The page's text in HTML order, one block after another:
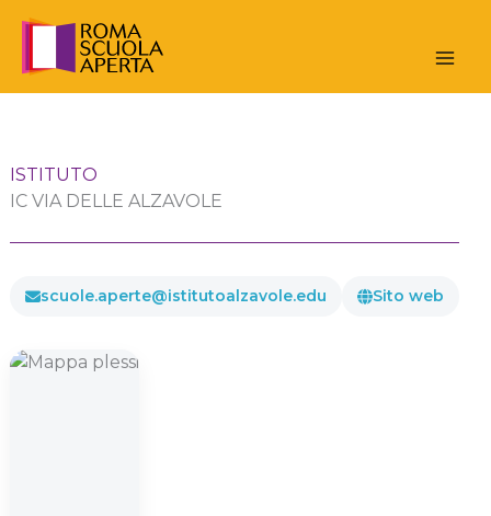
contenuto
ISTITUTO
IC VIA DELLE ALZAVOLE
scuole.aperte@istitutoalzavole.edu Sito web